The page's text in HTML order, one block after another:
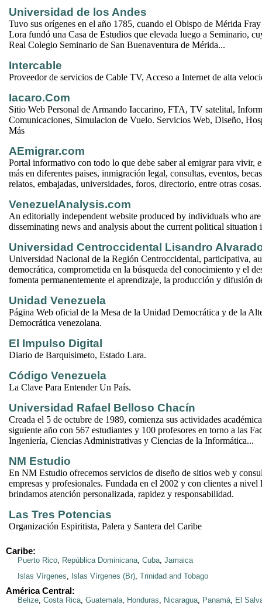
Universidad de los Andes
Tuvo sus orígenes en el año 1785, cuando el Obispo de Mérida
Lora fundó una Casa de Estudios que elevada luego a Seminario,
Real Colegio Seminario de San Buenaventura de Mérida...
Intercable
Proveedor de servicios de Cable TV, Acceso a Internet de alta
Iacaro.Com
Sitio Web Personal de Armando Iaccarino, FTA, TV satelital,
Comunicaciones, Simulacion de Vuelo. Servicios Web, Diseño,
Más
AEmigrar.com
Portal informativo con todo lo que debe saber al emigrar para vivir,
más en diferentes paises, inmigración legal, consultas, eventos,
relatos, embajadas, universidades, foros, directorio, entre otras cosas.
VenezuelAnalysis.com
An editorially independent website produced by individuals who
disseminating news and analysis about the current political situation
Universidad Centroccidental Lisandro
Universidad Nacional de la Región Centroccidental, participativa,
democrática, comprometida en la búsqueda del conocimiento y el
fomenta permanentemente el aprendizaje, la producción y difusión
Unidad Venezuela
Página Web oficial de la Mesa de la Unidad Democrática y de la
Democrática venezolana.
El Impulso Digital
Diario de Barquisimeto, Estado Lara.
Código Venezuela
La Clave Para Entender Un País.
Universidad Rafael Belloso Chacín
Creada el 5 de octubre de 1989, comienza sus actividades
siguiente año con 567 estudiantes y 100 profesores en torno a las
Ingeniería, Ciencias Administrativas y Ciencias de la Informática...
NM Estudio
En NM Estudio ofrecemos servicios de diseño de sitios web y
empresas y profesionales. Fundada en el 2002 y con clientes a
brindamos atención personalizada, rapidez y responsabilidad.
Las Tres Potencias
Organización Espiritista, Palera y Santera del Caribe
Caribe:
Puerto Rico, República Dominicana, Cuba, Jamaica
Islas Vírgenes, Islas Vírgenes (Br), Trinidad and Tobago
América Central:
Belize, Costa Rica, Guatemala, Honduras, Nicaragua, Panamá, El